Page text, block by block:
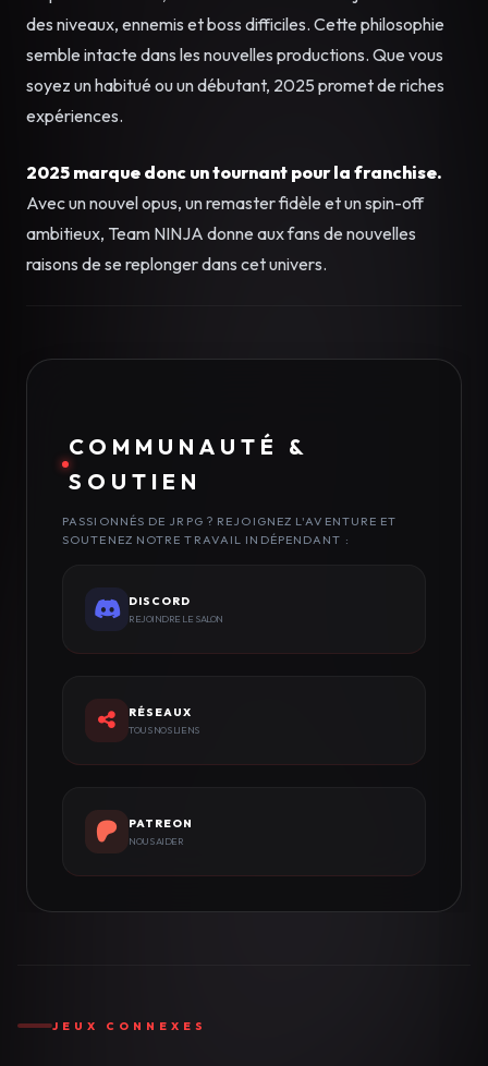
des niveaux, ennemis et boss difficiles. Cette philosophie
semble intacte dans les nouvelles productions. Que vous
soyez un habitué ou un débutant, 2025 promet de riches
expériences.
2025 marque donc un tournant pour la franchise.
Avec un nouvel opus, un remaster fidèle et un spin-off
ambitieux, Team NINJA donne aux fans de nouvelles
raisons de se replonger dans cet univers.
COMMUNAUTÉ &
SOUTIEN
PASSIONNÉS DE JRPG ? REJOIGNEZ L'AVENTURE ET
SOUTENEZ NOTRE TRAVAIL INDÉPENDANT :
DISCORD
REJOINDRE LE SALON
RÉSEAUX
TOUS NOS LIENS
PATREON
NOUS AIDER
JEUX CONNEXES